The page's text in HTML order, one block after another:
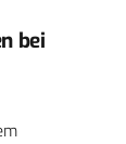
bei